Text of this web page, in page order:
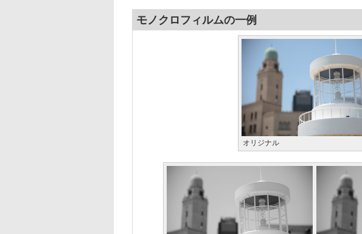
モノクロフィルムの一例
オリジナル